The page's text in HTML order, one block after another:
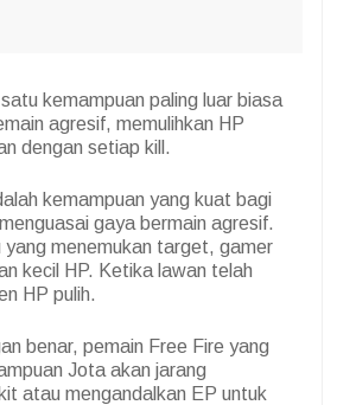
kemampuan paling luar biasa
agresif, memulihkan HP
dengan setiap kill.
kemampuan yang kuat bagi
gaya bermain agresif.
yang menemukan target, gamer
kecil HP. Ketika lawan telah
HP pulih.
benar, pemain Free Fire yang
Jota akan jarang
atau mengandalkan EP untuk